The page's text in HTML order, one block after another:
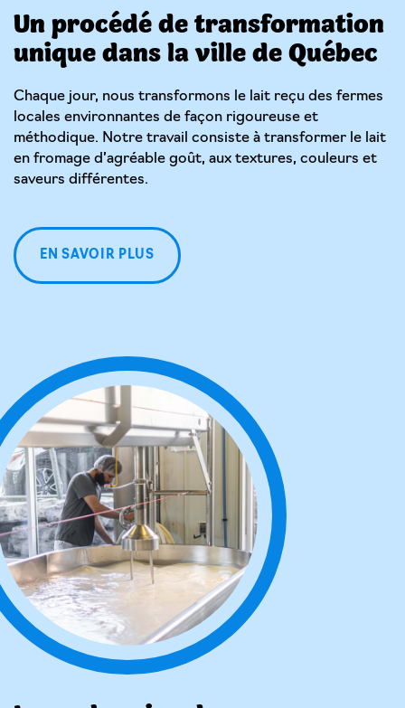
Un procédé de transformation
unique dans la ville de Québec
Chaque jour, nous transformons le lait reçu des fermes
locales environnantes de façon rigoureuse et
méthodique. Notre travail consiste à transformer le lait
en fromage d’agréable goût, aux textures, couleurs et
saveurs différentes.
EN SAVOIR PLUS